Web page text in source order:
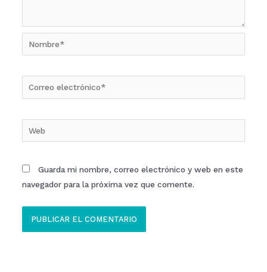
Nombre*
electrónico*
Guarda mi nombre, correo electrónico y web en este
navegador para la próxima vez que comente.